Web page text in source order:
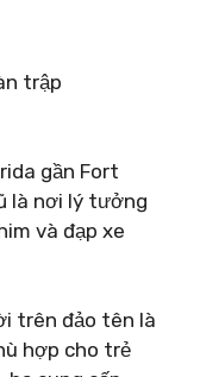
trập
gần Fort
là nơi lý tưởng
và đạp xe
trên đảo tên là
hợp cho trẻ